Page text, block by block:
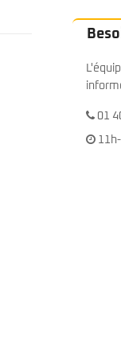
01
11h-